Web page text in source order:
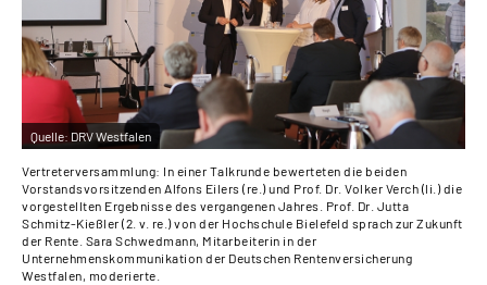
Quelle: DRV Westfalen
Vertreterversammlung: In einer Talkrunde bewerteten die beiden
Vorstandsvorsitzenden Alfons Eilers (re.) und Prof. Dr. Volker Verch (li.) die
vorgestellten Ergebnisse des vergangenen Jahres. Prof. Dr. Jutta
Schmitz-Kießler (2. v. re.) von der Hochschule Bielefeld sprach zur Zukunft
der Rente. Sara Schwedmann, Mitarbeiterin in der
Unternehmenskommunikation der Deutschen Rentenversicherung
Westfalen, moderierte.